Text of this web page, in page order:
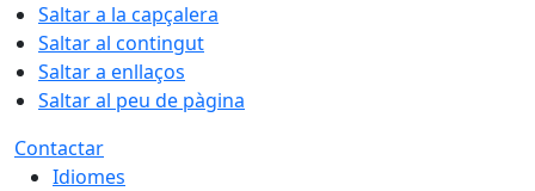
Saltar a la capçalera
Saltar al contingut
Saltar a enllaços
Saltar al peu de pàgina
Contactar
Idiomes